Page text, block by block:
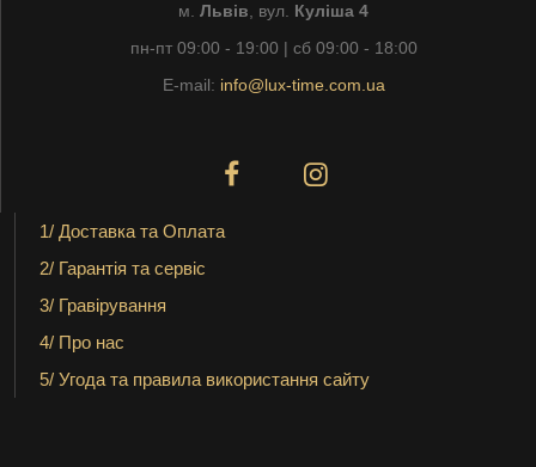
м. Львів , вул. Куліша 4
пн-пт 09:00 - 19:00 | сб 09:00 - 18:00
E-mail: info@lux-time.com.ua
1/ Доставка та Оплата
2/ Гарантія та сервіс
3/ Гравірування
4/ Про нас
5/ Угода та правила використання сайту